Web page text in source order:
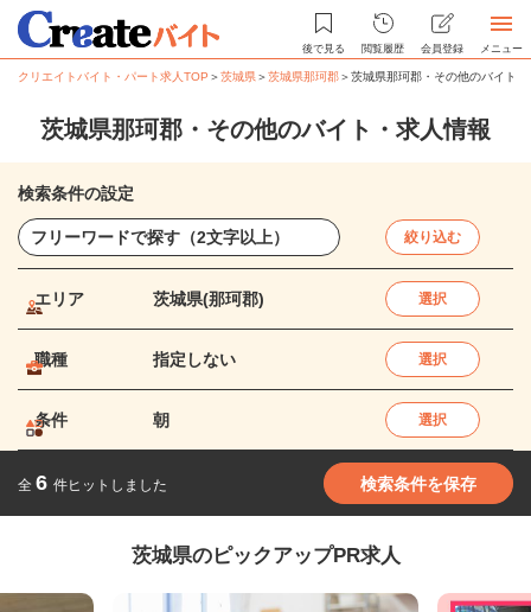
後で見る 閲覧履歴 会員登録 メニュー
クリエイトバイト・パート求人TOP ＞茨城県＞茨城県那珂郡＞茨城県那珂郡・その他のバイト
茨城県那珂郡・その他のバイト・求人情報
検索条件の設定
絞り込む
エリア 茨城県(那珂郡) 選択
職種 指定しない 選択
条件 朝 選択
全 6 件ヒットしました 検索条件を保存
茨城県のピックアップPR求人